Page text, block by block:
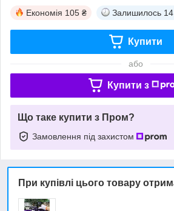
Економія 105 ₴ Залишилось
Купити
або
Купити з
Що таке купити з Пром?
Замовлення під захистом
При купівлі цього товару